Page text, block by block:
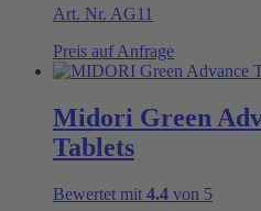
Art. Nr. AG11
Preis auf Anfrage
Midori Green
Tablets
Bewertet mit 4.4 von 5